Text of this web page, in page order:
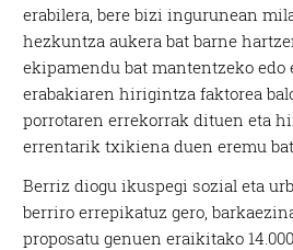
erabilera, bere bizi ingurunean
hezkuntza aukera bat barne
ekipamendu bat mantentzeko edo
erabakiaren hirigintza faktorea
porrotaren errekorrak dituen eta
errentarik txikiena duen eremu
Berriz diogu ikuspegi sozial eta
berriro errepikatuz gero,
proposatu genuen eraikitako